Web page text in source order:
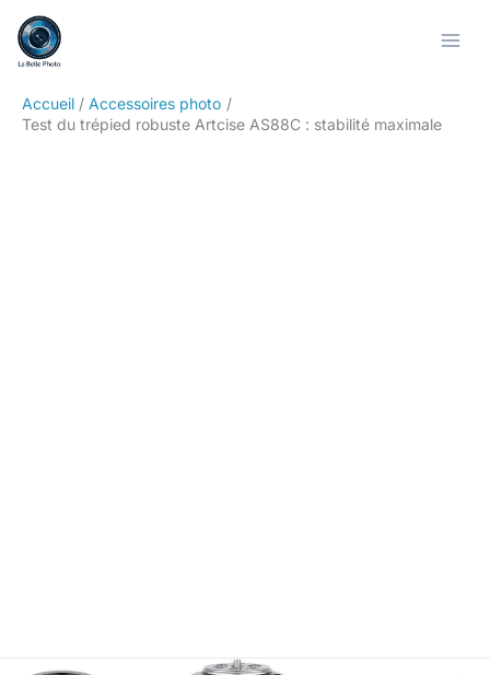
contenu
Accueil
Accessoires photo
Test du trépied robuste Artcise AS88C : stabilité maximale
Rechercher